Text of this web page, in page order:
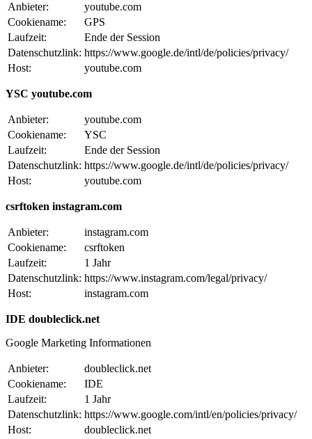
Anbieter:
youtube.com
Cookiename:
GPS
Laufzeit:
Ende der Session
Datenschutzlink: https://www.google.de/intl/de/policies/privacy/
Host:
youtube.com
YSC youtube.com
Anbieter:
youtube.com
Cookiename:
YSC
Laufzeit:
Ende der Session
Datenschutzlink: https://www.google.de/intl/de/policies/privacy/
Host:
youtube.com
csrftoken instagram.com
Anbieter:
instagram.com
Cookiename:
csrftoken
Laufzeit:
1 Jahr
Datenschutzlink: https://www.instagram.com/legal/privacy/
Host:
instagram.com
IDE doubleclick.net
Google Marketing Informationen
Anbieter:
doubleclick.net
Cookiename:
IDE
Laufzeit:
1 Jahr
Datenschutzlink: https://www.google.com/intl/en/policies/privacy/
Host:
doubleclick.net